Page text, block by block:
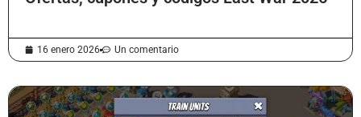
16 enero 2026 Un comentario